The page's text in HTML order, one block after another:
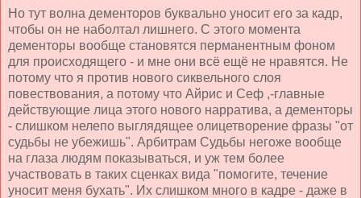
Но тут волна дементоров буквально уносит его за кадр,
чтобы он не наболтал лишнего. С этого момента
дементоры вообще становятся перманентным фоном
для происходящего - и мне они всё ещё не нравятся. Не
потому что я против нового сиквельного слоя
повествования, а потому что Айрис и Сеф ,-главные
действующие лица этого нового нарратива, а дементоры
- слишком нелепо выглядящее олицетворение фразы "от
судьбы не убежишь". Арбитрам Судьбы негоже вообще
на глаза людям показываться, и уж тем более
участвовать в таких сценках вида "помогите, течение
уносит меня бухать". Их слишком много в кадре - даже в